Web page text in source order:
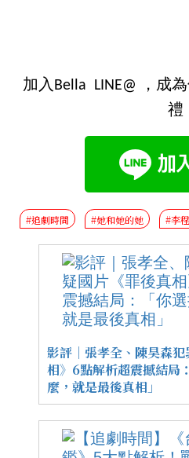
加入Bella LINE@ ，成
禮
#追劇時間 #她和她的她 #李
影評｜張孝全、陳昊森
相》6點解析超震撼結局
麼，就是最後真相」